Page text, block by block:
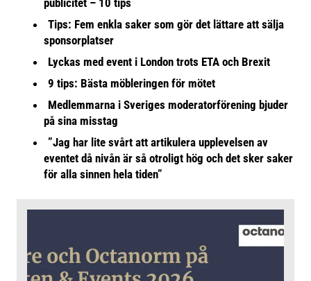
Tips: Fem enkla saker som gör det lättare att sälja
sponsorplatser
Lyckas med event i London trots ETA och Brexit
9 tips: Bästa möbleringen för mötet
Medlemmarna i Sveriges moderatorförening bjuder
på sina misstag
”Jag har lite svårt att artikulera upplevelsen av
eventet då nivån är så otroligt hög och det sker saker
för alla sinnen hela tiden”